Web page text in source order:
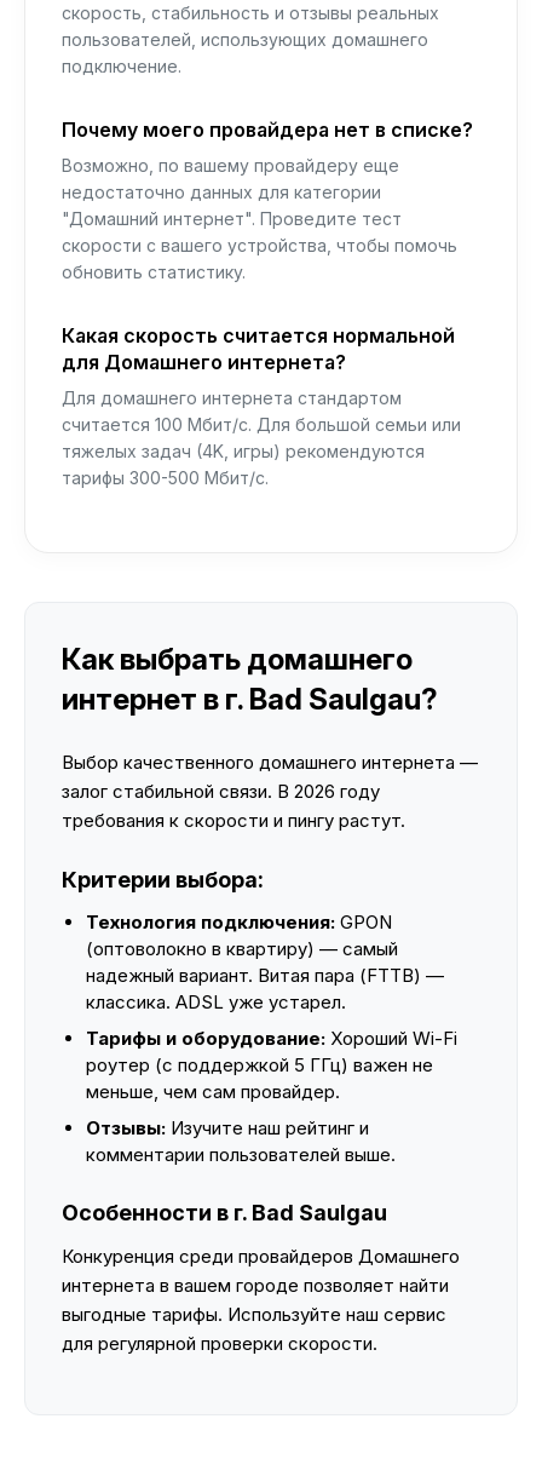
скорость, стабильность и отзывы реальных
пользователей, использующих домашнего
подключение.
Почему моего провайдера нет в списке?
Возможно, по вашему провайдеру еще
недостаточно данных для категории
"Домашний интернет". Проведите тест
скорости с вашего устройства, чтобы помочь
обновить статистику.
Какая скорость считается нормальной
для Домашнего интернета?
Для домашнего интернета стандартом
считается 100 Мбит/с. Для большой семьи или
тяжелых задач (4K, игры) рекомендуются
тарифы 300-500 Мбит/с.
Как выбрать домашнего
интернет в г. Bad Saulgau?
Выбор качественного домашнего интернета —
залог стабильной связи. В 2026 году
требования к скорости и пингу растут.
Критерии выбора:
Технология подключения: GPON
(оптоволокно в квартиру) — самый
надежный вариант. Витая пара (FTTB) —
классика. ADSL уже устарел.
Тарифы и оборудование: Хороший Wi-Fi
роутер (с поддержкой 5 ГГц) важен не
меньше, чем сам провайдер.
Отзывы: Изучите наш рейтинг и
комментарии пользователей выше.
Особенности в г. Bad Saulgau
Конкуренция среди провайдеров Домашнего
интернета в вашем городе позволяет найти
выгодные тарифы. Используйте наш сервис
для регулярной проверки скорости.